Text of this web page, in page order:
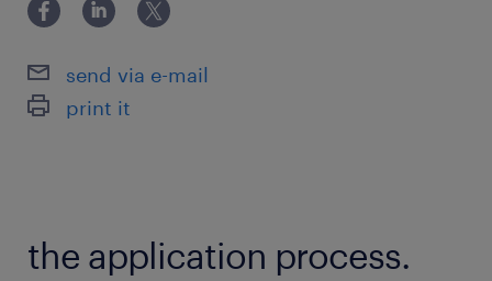
★エンジニア
最寄駅
東急池上線、浅草線、山手線／五反田駅（徒歩5
大崎駅（徒歩10分）
send via e-mail
print it
the application process.